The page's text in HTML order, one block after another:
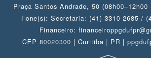
Praça Santos Andrade, 50
Fone(s): Secretaria: (41) 3310-2685 /
Financeiro:
CEP 80020300 | Curitiba | PR |